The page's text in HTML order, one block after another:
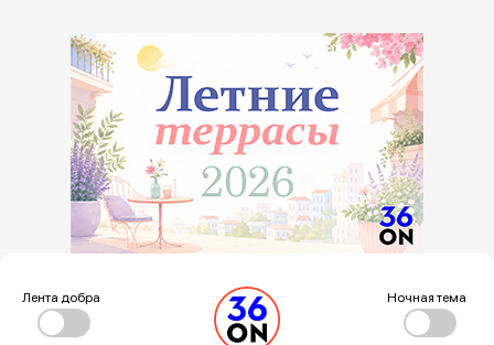
Лента добра Ночная тема